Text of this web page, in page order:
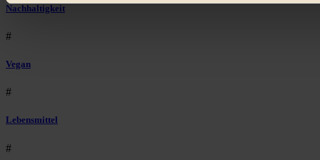
Nachhaltigkeit
#
Vegan
#
Lebensmittel
#